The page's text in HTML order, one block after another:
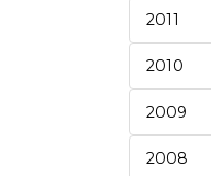
2011
2010
2009
2008